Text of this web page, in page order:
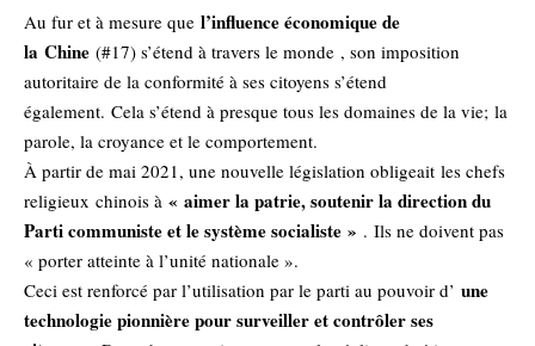
Au fur et à mesure que l’influence économique de
la Chine (#17) s’étend à travers le monde , son imposition
autoritaire de la conformité à ses citoyens s’étend
également. Cela s’étend à presque tous les domaines de la vie; la
parole, la croyance et le comportement.
À partir de mai 2021, une nouvelle législation obligeait les chefs
religieux chinois à « aimer la patrie, soutenir la direction du
Parti communiste et le système socialiste » . Ils ne doivent pas
« porter atteinte à l’unité nationale ».
Ceci est renforcé par l’utilisation par le parti au pouvoir d’ une
technologie pionnière pour surveiller et contrôler ses